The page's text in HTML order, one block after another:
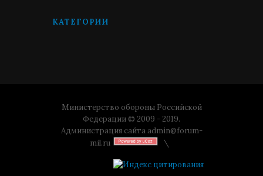
КАТЕГОРИИ
Министерство обороны Российской
Федерации © 2009 - 2019.
Администрация сайта admin@forum-
mil.ru